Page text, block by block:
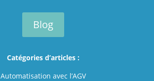
Blog
Catégories d’articles :
Automatisation avec l’AGV